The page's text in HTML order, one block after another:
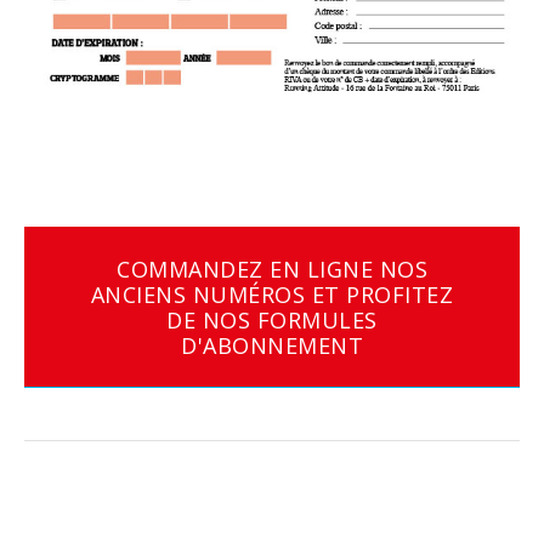
COMMANDEZ EN LIGNE NOS
ANCIENS NUMÉROS ET PROFITEZ
DE NOS FORMULES
D'ABONNEMENT